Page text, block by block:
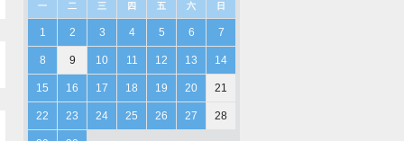
一 二 三 四 五 六 日
1 2 3 4 5 6 7
8 9 10 11 12 13 14
15 16 17 18 19 20 21
22 23 24 25 26 27 28